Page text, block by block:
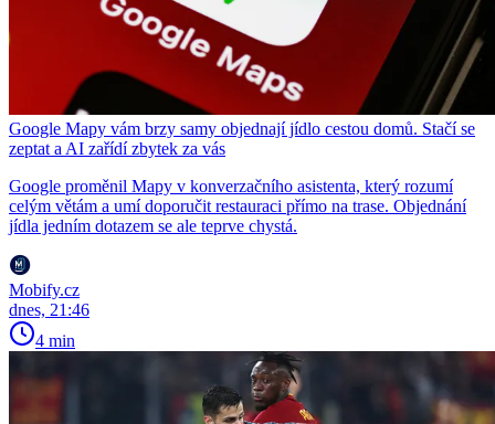
Google Mapy vám brzy samy objednají jídlo cestou domů. Stačí se
zeptat a AI zařídí zbytek za vás
Google proměnil Mapy v konverzačního asistenta, který rozumí
celým větám a umí doporučit restauraci přímo na trase. Objednání
jídla jedním dotazem se ale teprve chystá.
Mobify.cz
dnes, 21:46
4 min